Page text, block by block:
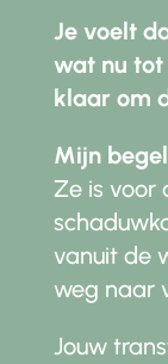
Je voelt
wat nu tot
klaar om
Mijn
Ze is voor
vanuit de
weg naar
Jouw